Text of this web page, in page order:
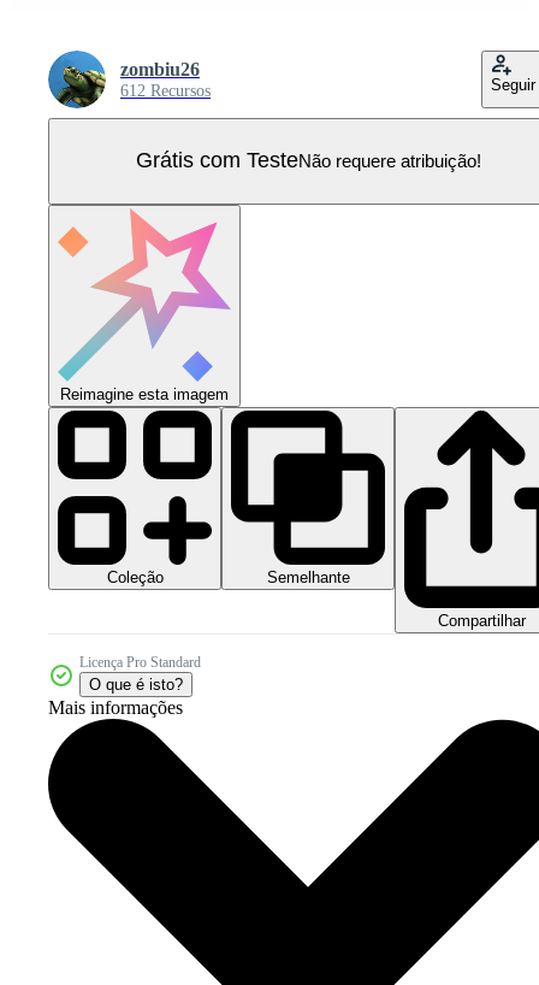
zombiu26
612 Recursos Seguir
Grátis com TesteNão requere atribuição!
Reimagine esta imagem
Coleção Semelhante
Compartilhar
Licença Pro Standard
O que é isto?
Mais informações